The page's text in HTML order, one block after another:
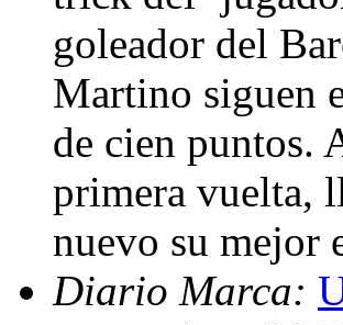
goleador del
Martino siguen
de cien puntos.
primera vuelta,
nuevo su mejor
Diario Marca: